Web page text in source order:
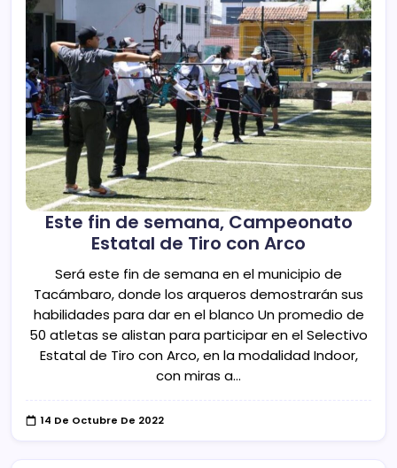
Este fin de semana, Campeonato
Estatal de Tiro con Arco
Será este fin de semana en el municipio de
Tacámbaro, donde los arqueros demostrarán sus
habilidades para dar en el blanco Un promedio de
50 atletas se alistan para participar en el Selectivo
Estatal de Tiro con Arco, en la modalidad Indoor,
con miras a…
14 De Octubre De 2022